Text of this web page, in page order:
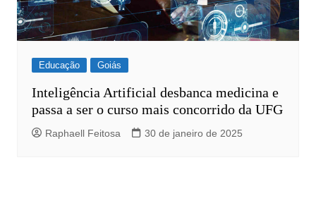
Educação Goiás
Inteligência Artificial desbanca medicina e
passa a ser o curso mais concorrido da UFG
Raphaell Feitosa 30 de janeiro de 2025